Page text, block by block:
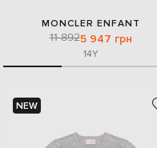
MONCLER ENFANT
11 8925 947 грн
14Y
NEW